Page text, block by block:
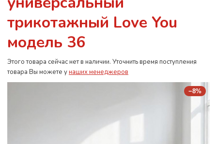
трикотажный Love You
модель 36
Этого товара сейчас нет в наличии. Уточнить время поступления
товара Вы можете унаших менеджеров
−8%